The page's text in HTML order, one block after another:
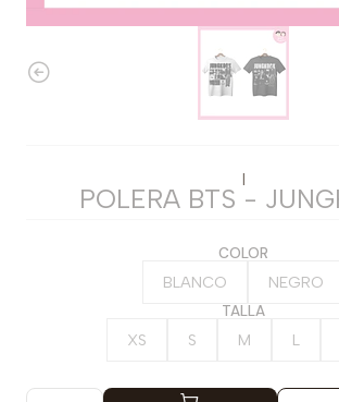
|
POLERA BTS -
COLOR
BLANCO NEGRO
TALLA
XS S M L